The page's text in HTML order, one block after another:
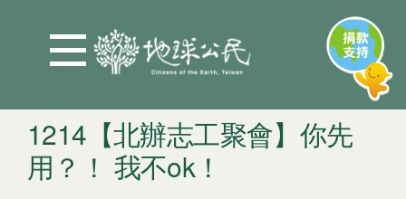
1214【北辦志工聚會】你先
用？！ 我不ok！